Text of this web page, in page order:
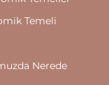
Temeli
Nerede